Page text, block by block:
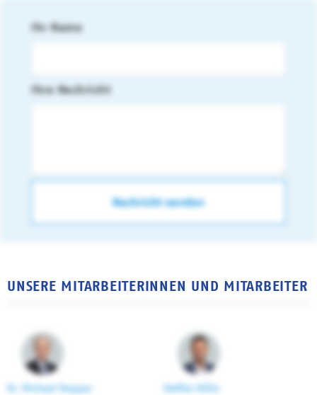
Ihr Name
Ihre Nachricht
UNSERE MITARBEITERINNEN UND MITARBEITER
Dr. Michael Stopper
Steffen Kölln